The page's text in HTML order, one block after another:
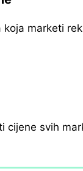
koja marketi
cijene svih